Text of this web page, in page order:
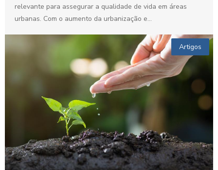
relevante para assegurar a qualidade de vida em áreas
urbanas. Com o aumento da urbanização e...
Artigos